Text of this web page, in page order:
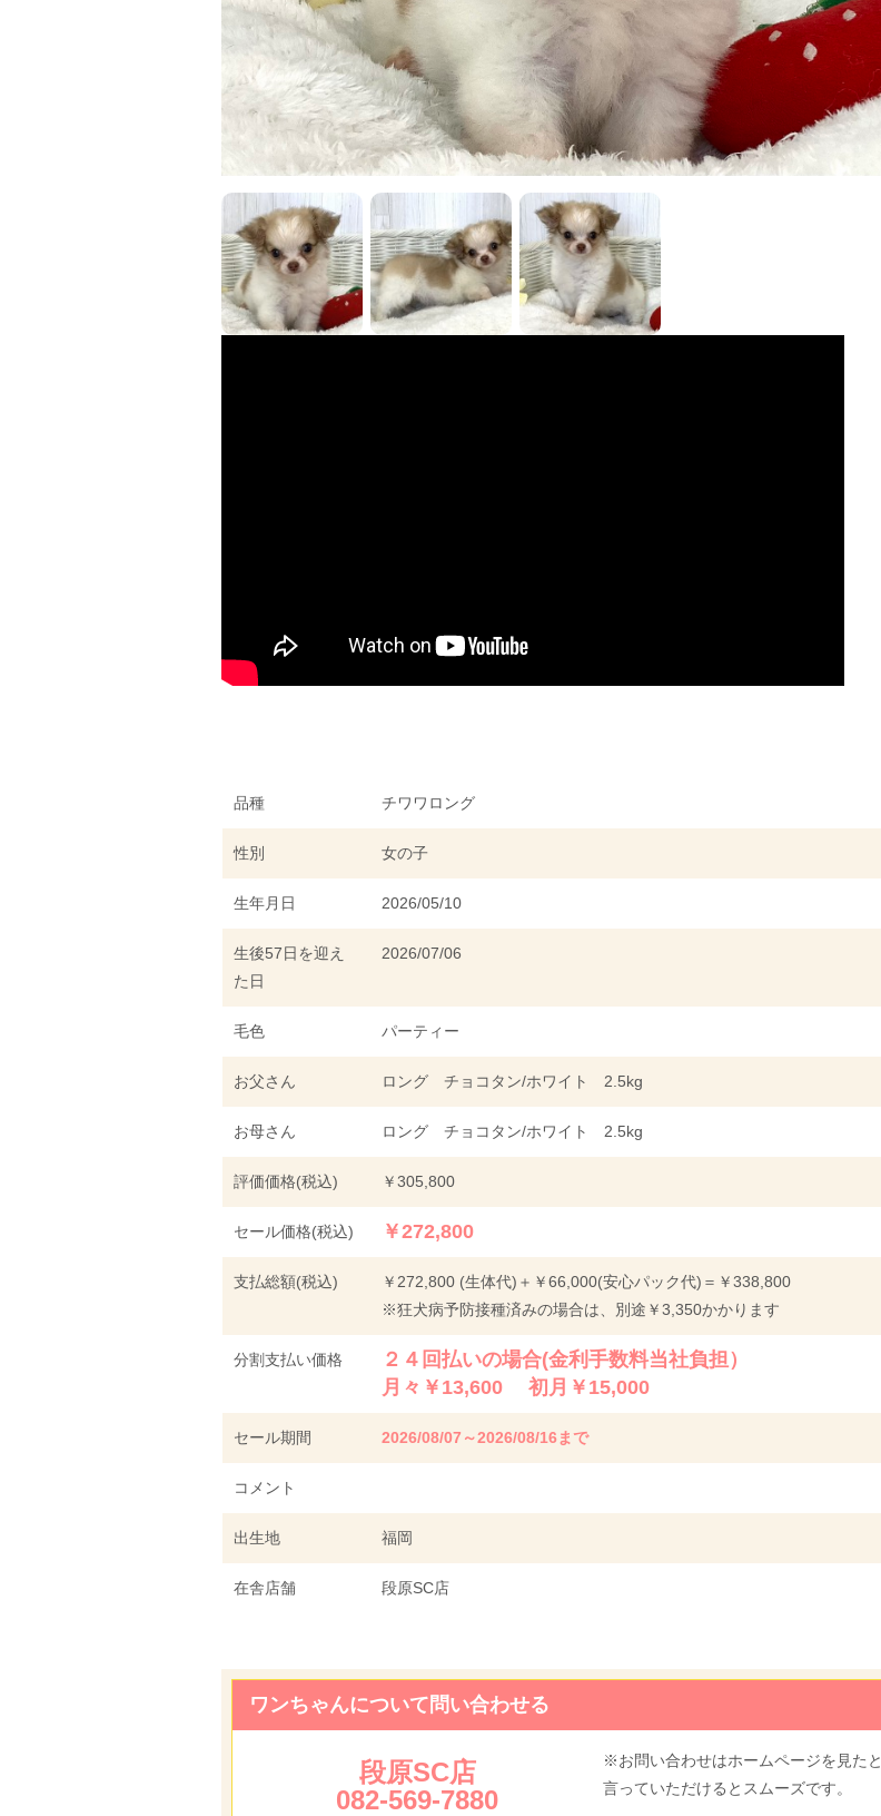
品種 チワワロング
性別 女の子
生年月日 2026/05/10
生後57日を迎え
た日
2026/07/06
毛色 パーティー
お父さん ロング チョコタン/ホワイト 2.5kg
お母さん ロング チョコタン/ホワイト 2.5kg
評価価格(税込) ￥305,800
セール価格(税込) ￥272,800
支払総額(税込)
￥272,800 (生体代)＋￥66,000(安心パック代)＝￥338,800
※狂犬病予防接種済みの場合は、別途￥3,350かかります
分割支払い価格
２４回払いの場合(金利手数料当社負担）
月々￥13,600 初月￥15,000
セール期間 2026/08/07～2026/08/16まで
コメント
出生地 福岡
在舎店舗 段原SC店
ワンちゃんについて問い合わせる
段原SC店
082-569-7880
※お問い合わせはホームページを見たと
言っていただけるとスムーズです。